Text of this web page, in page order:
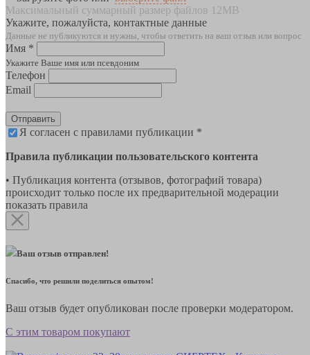
Максимальный суммарный размер файлов 12MB
Укажите, пожалуйста, контактные данные
Данные не публикуются и нужны, чтобы ответить на ваш отзыв или вопрос
Имя *
Укажите Ваше имя или псевдоним
Телефон
Email
Отправить
Я согласен с правилами публикации *
Правила публикации пользовательского контента
• Публикация контента (отзывов, фотографий товара)
происходит только после их предварительной модерации
показать правила
Ваш отзыв отправлен!
Спасибо, что решили поделиться опытом!
Ваш отзыв будет опубликован после проверки модератором.
С этим товаром покупают